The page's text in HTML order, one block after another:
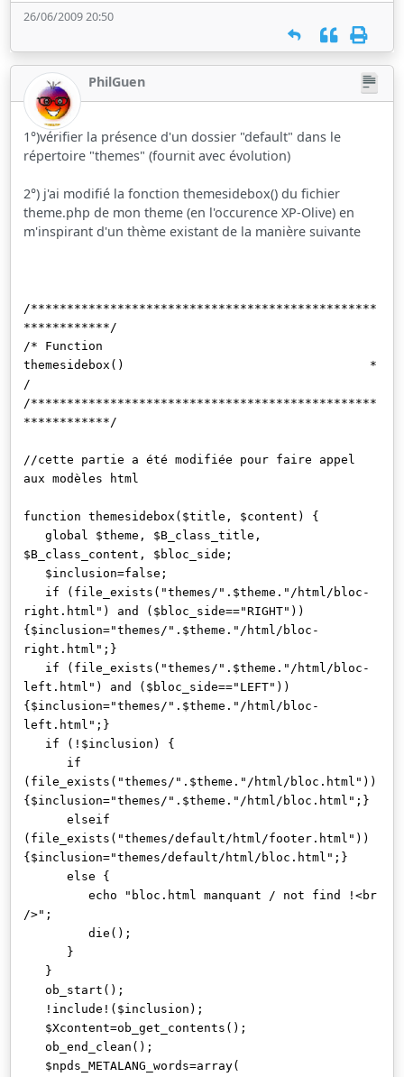
26/06/2009 20:50
PhilGuen
1°)vérifier la présence d'un dossier "default" dans le
répertoire "themes" (fournit avec évolution)
2°) j'ai modifié la fonction themesidebox() du fichier
theme.php de mon theme (en l'occurence XP-Olive) en
m'inspirant d'un thème existant de la manière suivante
/************************************************
************/
/* Function
themesidebox() *
/
/************************************************
************/
//cette partie a été modifiée pour faire appel
aux modèles html
function themesidebox($title, $content) {
global $theme, $B_class_title,
$B_class_content, $bloc_side;
$inclusion=false;
if (file_exists("themes/".$theme."/html/bloc-
right.html") and ($bloc_side=="RIGHT"))
{$inclusion="themes/".$theme."/html/bloc-
right.html";}
if (file_exists("themes/".$theme."/html/bloc-
left.html") and ($bloc_side=="LEFT"))
{$inclusion="themes/".$theme."/html/bloc-
left.html";}
if (!$inclusion) {
if
(file_exists("themes/".$theme."/html/bloc.html"))
{$inclusion="themes/".$theme."/html/bloc.html";}
elseif
(file_exists("themes/default/html/footer.html"))
{$inclusion="themes/default/html/bloc.html";}
else {
echo "bloc.html manquant / not find !<br
/>";
die();
}
}
ob_start();
!include!($inclusion);
$Xcontent=ob_get_contents();
ob_end_clean();
$npds_METALANG_words=array(